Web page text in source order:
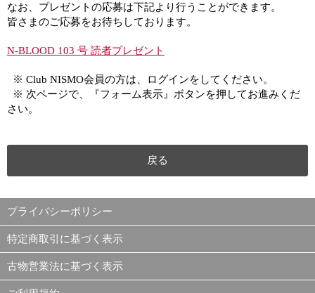
なお、プレゼントの応募は下記より行うことができます。
皆さまのご応募をお待ちしております。
N-BLOOD 103 号 読者プレゼント
※ Club NISMO会員の方は、ログインをしてください。
※ 次ページで、『フォーム表示』ボタンを押してお進みくだ
さい。
戻る
プライバシーポリシー
特定商取引に基づく表示
古物営業法に基づく表示